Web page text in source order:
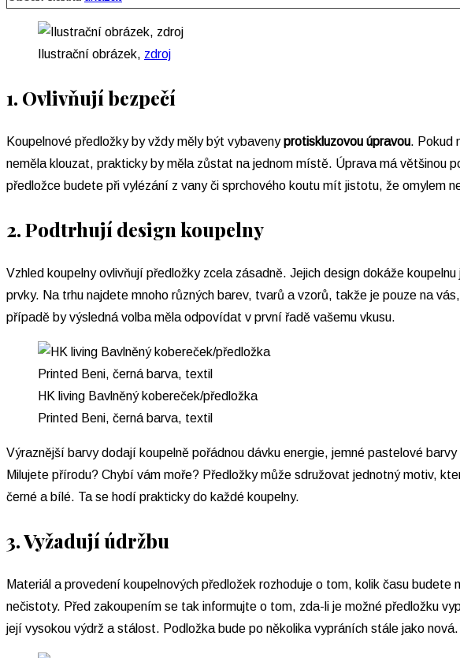
Ilustrační obrázek, zdroj
1. Ovlivňují bezpečí
Koupelnové předložky by vždy měly být vybavenyprotiskluzovou úpravou. Pokud
neměla klouzat, prakticky by měla zůstat na jednom místě. Úprava má většinou
předložce budete při vylézání z vany či sprchového koutu mít jistotu, že omylem
2. Podtrhují design koupelny
Vzhled koupelny ovlivňují předložky zcela zásadně. Jejich design dokáže
prvky. Na trhu najdete mnoho různých barev, tvarů a vzorů, takže je pouze na
případě by výsledná volba měla odpovídat v první řadě vašemu vkusu.
HK living Bavlněný kobereček/předložka
Printed Beni, černá barva, textil
Výraznější barvy dodají koupelně pořádnou dávku energie, jemné pastelové
Milujete přírodu? Chybí vám moře? Předložky může sdružovat jednotný motiv,
černé a bílé. Ta se hodí prakticky do každé koupelny.
3. Vyžadují údržbu
Materiál a provedení koupelnových předložek rozhoduje o tom, kolik času
nečistoty. Před zakoupením se tak informujte o tom, zda-li je možné předložku
její vysokou výdrž a stálost. Podložka bude po několika vypráních stále jako